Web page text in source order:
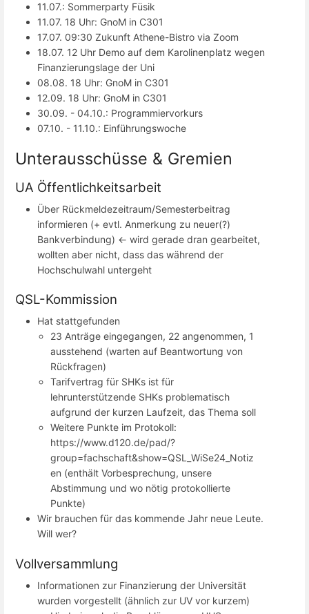
11.07.: Sommerparty Füsik
11.07. 18 Uhr: GnoM in C301
17.07. 09:30 Zukunft Athene-Bistro via Zoom
18.07. 12 Uhr Demo auf dem Karolinenplatz wegen
Finanzierungslage der Uni
08.08. 18 Uhr: GnoM in C301
12.09. 18 Uhr: GnoM in C301
30.09. - 04.10.: Programmiervorkurs
07.10. - 11.10.: Einführungswoche
Unterausschüsse & Gremien
UA Öffentlichkeitsarbeit
Über Rückmeldezeitraum/Semesterbeitrag
informieren (+ evtl. Anmerkung zu neuer(?)
Bankverbindung) <- wird gerade dran gearbeitet,
wollten aber nicht, dass das während der
Hochschulwahl untergeht
QSL-Kommission
Hat stattgefunden
23 Anträge eingegangen, 22 angenommen, 1
ausstehend (warten auf Beantwortung von
Rückfragen)
Tarifvertrag für SHKs ist für
lehrunterstützende SHKs problematisch
aufgrund der kurzen Laufzeit, das Thema soll
Weitere Punkte im Protokoll:
https://www.d120.de/pad/?
group=fachschaft&show=QSL_WiSe24_Notiz
en (enthält Vorbesprechung, unsere
Abstimmung und wo nötig protokollierte
Punkte)
Wir brauchen für das kommende Jahr neue Leute.
Will wer?
Vollversammlung
Informationen zur Finanzierung der Universität
wurden vorgestellt (ähnlich zur UV vor kurzem)